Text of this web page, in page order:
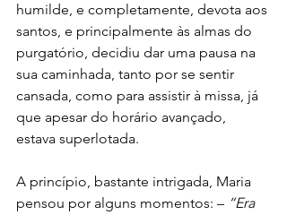
humilde, e completamente, devota aos
santos, e principalmente às almas do
purgatório, decidiu dar uma pausa na
sua caminhada, tanto por se sentir
cansada, como para assistir à missa, já
que apesar do horário avançado,
estava superlotada.
A princípio, bastante intrigada, Maria
pensou por alguns momentos: – “Era